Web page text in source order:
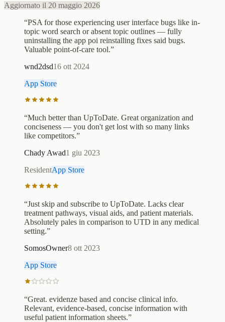
Aggiornato il 20 maggio 2026
“PSA for those experiencing user interface bugs like in-
topic word search or absent topic outlines — fully
uninstalling the app poi reinstalling fixes said bugs.
Valuable point-of-care tool.”
wnd2dsd16 ott 2024
App Store
“Much better than UpToDate. Great organization and
conciseness — you don't get lost with so many links
like competitors.”
Chady Awad1 giu 2023
ResidentApp Store
“Just skip and subscribe to UpToDate. Lacks clear
treatment pathways, visual aids, and patient materials.
Absolutely pales in comparison to UTD in any medical
setting.”
SomosOwner8 ott 2023
App Store
“Great. evidenze based and concise clinical info.
Relevant, evidence-based, concise information with
useful patient information sheets.”